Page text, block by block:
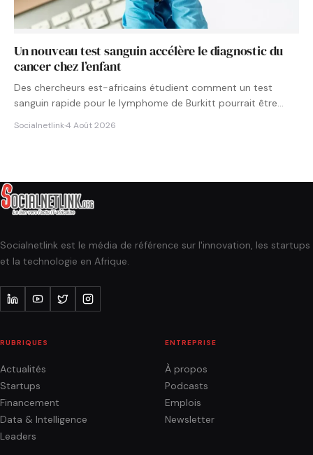
Un nouveau test sanguin accélère le diagnostic du
cancer chez l’enfant
Des chercheurs est-africains étudient comment un test
sanguin rapide pour le lymphome de Burkitt pourrait être
Socialnetlink·4 Août 2026
Socialnetlink est le média de référence sur l'innovation, les startups
et la technologie en Afrique.
RUBRIQUES
Actualités
Startups
Financement
Data & Intelligence
Leaders
ENTREPRISE
À propos
Podcasts
Emplois
Newsletter